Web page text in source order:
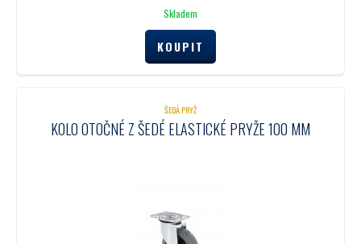
Skladem
ŠEDÁ PRYŽ
KOLO OTOČNÉ Z ŠEDÉ ELASTICKÉ PRYŽE 100 MM